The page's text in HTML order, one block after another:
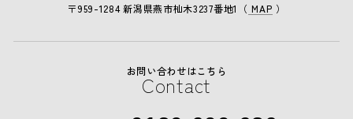
〒959-1284新潟県燕市杣木3237番地1 （ MAP ）
お問い合わせはこちら
Contact